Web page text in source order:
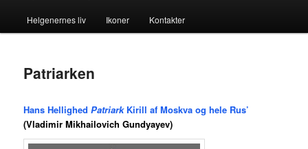
Helgenernes liv Ikoner Kontakter
Patriarken
Hans HellighedPatriarkKirill af Moskva og hele Rus’
(Vladimir Mikhailovich Gundyayev)